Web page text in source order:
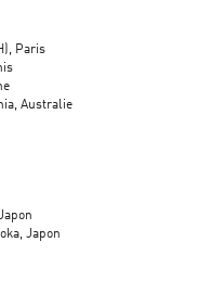
Paris
Australie
Japon